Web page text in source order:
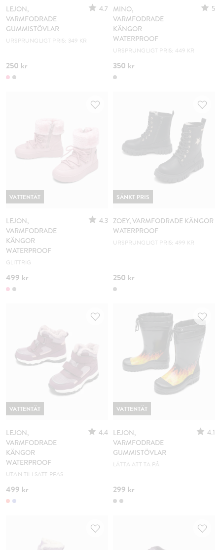
LEJON,
VARMFODRADE
GUMMISTÖVLAR
4.7
URSPRUNGLIGT PRIS: 349 KR
250 kr
MINO,
VARMFODRADE
KÄNGOR
WATERPROOF
5
URSPRUNGLIGT PRIS: 449 KR
350 kr
LEJON,
VARMFODRADE
KÄNGOR
WATERPROOF
4.3
GLITTRIG
499 kr
VATTENTÄT
ZOEY, VARMFODRADE KÄNGOR
WATERPROOF
URSPRUNGLIGT PRIS: 499 KR
250 kr
SÄNKT PRIS
LEJON,
VARMFODRADE
KÄNGOR
WATERPROOF
4.4
UTAN TILLSATT PFAS
499 kr
VATTENTÄT
LEJON,
VARMFODRADE
GUMMISTÖVLAR
4.1
LÄTTA ATT TA PÅ
299 kr
VATTENTÄT